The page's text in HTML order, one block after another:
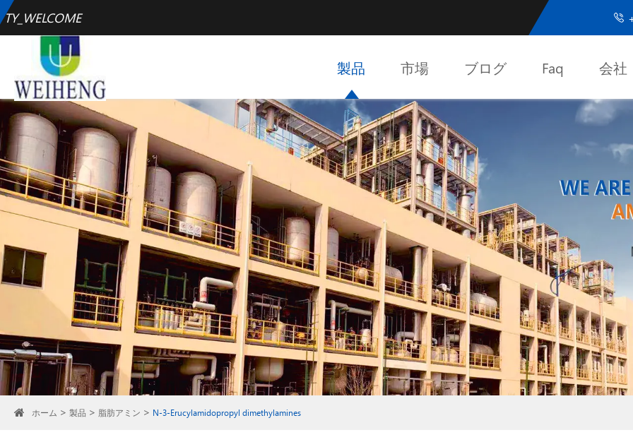
TY_WELCOME 
製品 市場 ブログ Faq 会社
ホーム 製品 脂肪アミン N-3-Erucylamidopropyl dimethylamines